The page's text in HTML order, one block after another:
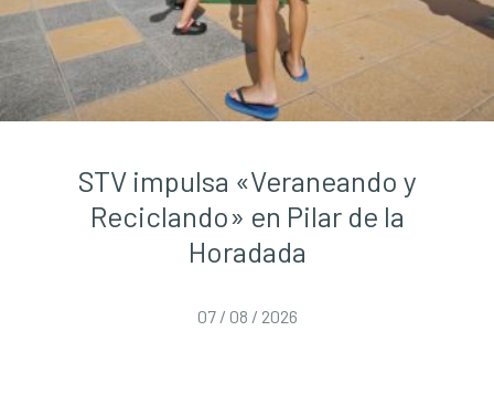
STV impulsa «Veraneando y
Reciclando» en Pilar de la
Horadada
07 / 08 / 2026